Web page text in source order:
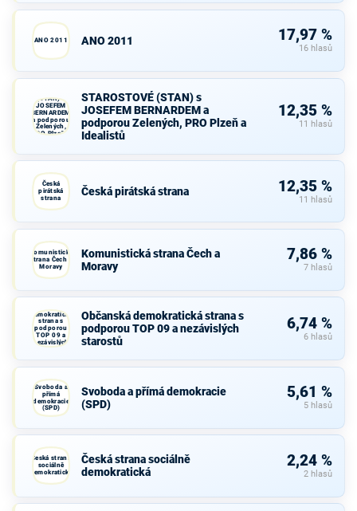
ANO 2011 ANO 2011 17,97 %
16 hlasů
(STAN) s
JOSEFEM
BERNARDEM
a podporou
Zelených,
PRO Plzeň a
STAROSTOVÉ (STAN) s
JOSEFEM BERNARDEM a
podporou Zelených, PRO Plzeň a
Idealistů
12,35 %
11 hlasů
Česká
pirátská
strana
Česká pirátská strana 12,35 %
11 hlasů
Komunistická
strana Čech a
Moravy
Komunistická strana Čech a
Moravy
7,86 %
7 hlasů
demokratická
strana s
podporou
TOP 09 a
nezávislých
starostů
Občanská demokratická strana s
podporou TOP 09 a nezávislých
starostů
6,74 %
6 hlasů
Svoboda a
přímá
demokracie
(SPD)
Svoboda a přímá demokracie
(SPD)
5,61 %
5 hlasů
Česká strana
sociálně
demokratická
Česká strana sociálně
demokratická
2,24 %
2 hlasů